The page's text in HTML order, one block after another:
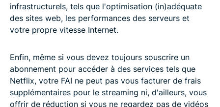
infrastructurels, tels que l'optimisation (in)adéquate
des sites web, les performances des serveurs et
votre propre vitesse Internet.
Enfin, même si vous devez toujours souscrire un
abonnement pour accéder à des services tels que
Netflix, votre FAI ne peut pas vous facturer de frais
supplémentaires pour le streaming ni, d'ailleurs, vous
offrir de réduction si vous ne regardez pas de vidéos